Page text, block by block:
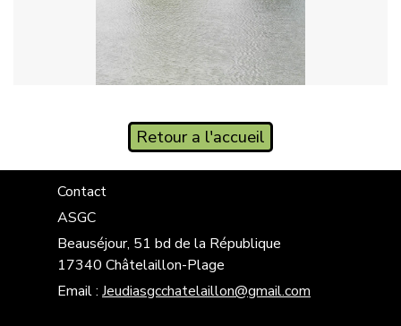
Retour a l'accueil
Contact
ASGC
Beauséjour, 51 bd de la République
17340 Châtelaillon-Plage
Email : Jeudiasgcchatelaillon@gmail.com